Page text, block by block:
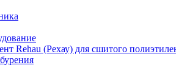
Rehau (Рехау) для сшитого